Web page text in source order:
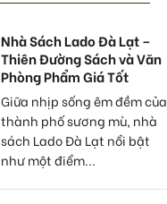
Nhà Sách Lado Đà Lạt –
Thiên Đường Sách và Văn
Phòng Phẩm Giá Tốt
Giữa nhịp sống êm đềm của
thành phố sương mù, nhà
sách Lado Đà Lạt nổi bật
như một điểm...